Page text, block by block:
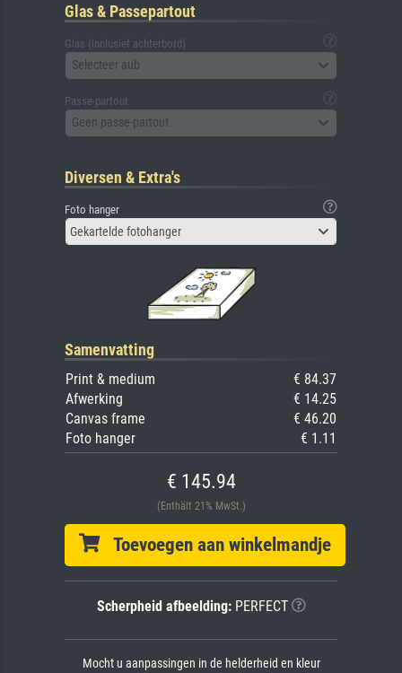
Glas & Passepartout
Glas (inclusief achterbord)
Selecteer aub
Passe-partout
Geen passe-partout
Diversen & Extra's
Foto hanger
Gekartelde fotohanger
Samenvatting
Print & medium
€ 84.37
Afwerking
€ 14.25
Canvas frame
€ 46.20
Foto hanger
€ 1.11
€ 145.94
(Enthält 21% MwSt.)
Toevoegen aan winkelmandje
Scherpheid afbeelding:PERFECT
Mocht u aanpassingen in de helderheid en kleur